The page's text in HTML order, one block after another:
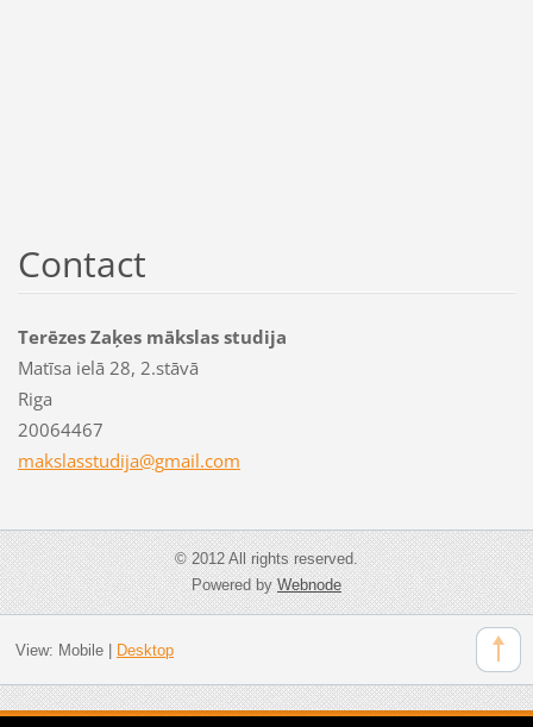
Contact
Terēzes Zaķes mākslas studija
Matīsa ielā 28, 2.stāvā
Riga
20064467
makslasstudija@gmail.com
© 2012 All rights reserved.
Powered byWebnode
View: Mobile| Desktop